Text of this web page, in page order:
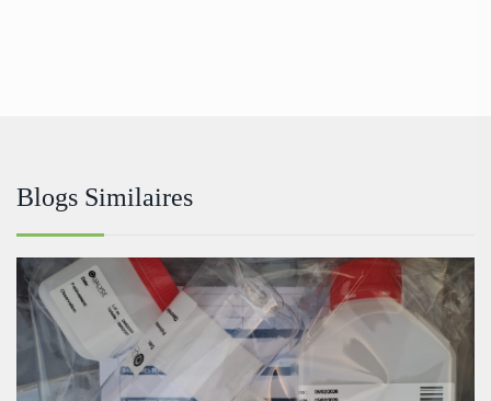
Blogs Similaires